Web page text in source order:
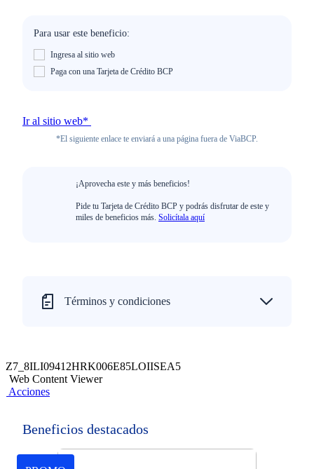
Para usar este beneficio:
Ingresa al sitio web
Paga con una Tarjeta de Crédito BCP
Ir al sitio web*
*El siguiente enlace te enviará a una página fuera de ViaBCP.
¡Aprovecha este y más beneficios!
Pide tu Tarjeta de Crédito BCP y podrás disfrutar de este y
miles de beneficios más. Solicítala aquí
Términos y condiciones
Z7_8ILI09412HRK006E85LOIISEA5
Web Content Viewer
Acciones
Beneficios destacados